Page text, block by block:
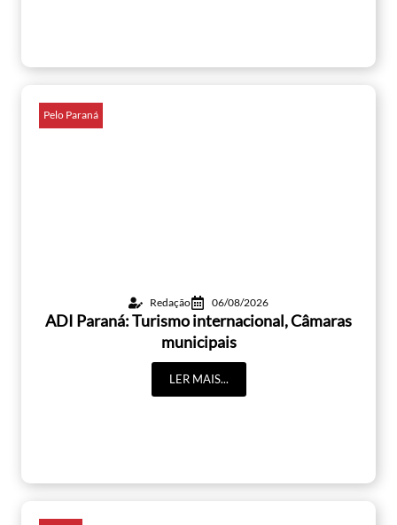
Pelo Paraná
Redação 06/08/2026
ADI Paraná: Turismo internacional, Câmaras
municipais
LER MAIS...